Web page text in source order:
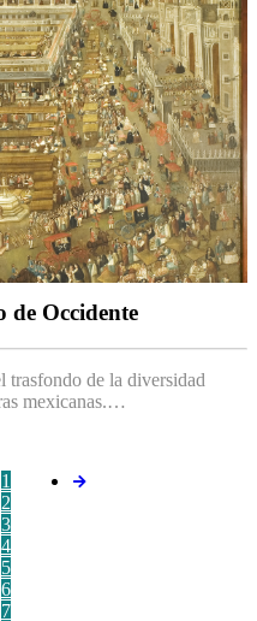
de Occidente
trasfondo de la diversidad
mexicanas.…
1
2
3
4
5
6
7